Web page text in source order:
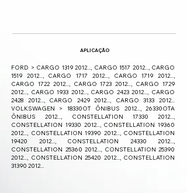
APLICAÇÃO
FORD > CARGO 1319 2012..., CARGO 1517 2012..., CARGO
1519 2012..., CARGO1717 2012..., CARGO1719 2012...,
CARGO 1722 2012..., CARGO1723 2012..., CARGO1729
2012..., CARGO1933 2012..., CARGO 2423 2012..., CARGO
2428 2012..., CARGO 2429 2012..., CARGO3133 2012...
VOLKSWAGEN > 18330OT ÔNIBUS 2012..., 26330OTA
ÔNIBUS 2012..., CONSTELLATION 17330 2012...,
CONSTELLATION 19330 2012..., CONSTELLATION 19360
2012..., CONSTELLATION 19390 2012..., CONSTELLATION
19420 2012..., CONSTELLATION 24330 2012...,
CONSTELLATION 25360 2012..., CONSTELLATION 25390
2012..., CONSTELLATION 25420 2012..., CONSTELLATION
31390 2012...